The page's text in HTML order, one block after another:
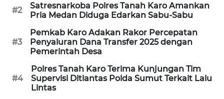
#2
Satresnarkoba Polres Tanah Karo Amankan
Pria Medan Diduga Edarkan Sabu-Sabu
#3
Pemkab Karo Adakan Rakor Percepatan
Penyaluran Dana Transfer 2025 dengan
Pemerintah Desa
#4
Polres Tanah Karo Terima Kunjungan Tim
Supervisi Ditlantas Polda Sumut Terkait Lalu
Lintas
OTOMOTIF
WAHANA
HEALTH
WAHANA
DESA
WISATA